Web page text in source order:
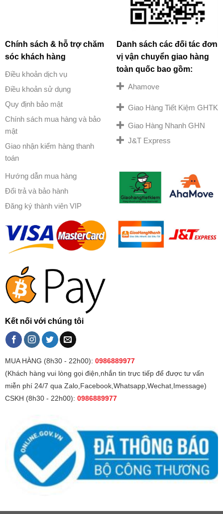
Chính sách & hỗ trợ chăm
sóc khách hàng
Điều khoản dịch vụ
Điều khoản sử dụng
Quy định bảo mật
Chính sách mua hàng và bảo
mật
Giao nhận kiểm hàng thanh
toán
Hướng dẫn mua hàng
Đổi trả và bảo hành
Đăng ký thành viên VIP
Danh sách các đối tác đơn
vị vận chuyển giao hàng
toàn quốc bao gồm:
Ahamove
Giao Hàng Tiết Kiệm GHTK
Giao Hàng Nhanh GHN
J&T Express
Kết nối với chúng tôi
MUA HÀNG (8h30 - 22h00): 0986889977
(Khách hàng vui lòng gọi điện,nhắn tin trực tiếp để được tư vấn
miễn phí 24/7 qua Zalo,Facebook,Whatsapp,Wechat,Imessage)
CSKH (8h30 - 22h00): 0986889977